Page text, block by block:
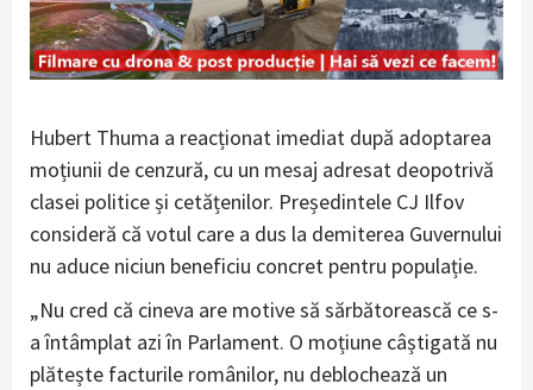
Hubert Thuma a reacționat imediat după adoptarea
moțiunii de cenzură, cu un mesaj adresat deopotrivă
clasei politice și cetățenilor. Președintele CJ Ilfov
consideră că votul care a dus la demiterea Guvernului
nu aduce niciun beneficiu concret pentru populație.
„Nu cred că cineva are motive să sărbătorească ce s-
a întâmplat azi în Parlament. O moțiune câștigată nu
plătește facturile românilor, nu deblochează un